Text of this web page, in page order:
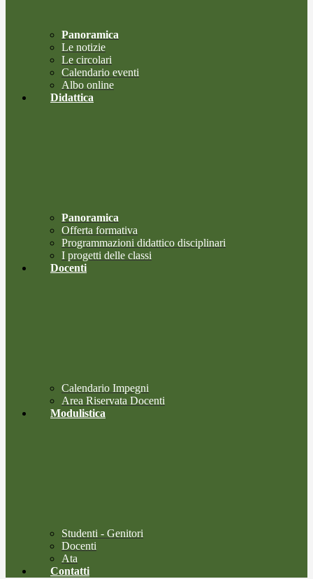
Panoramica
Le notizie
Le circolari
Calendario eventi
Albo online
Didattica
Panoramica
Offerta formativa
Programmazioni didattico disciplinari
I progetti delle classi
Docenti
Calendario Impegni
Area Riservata Docenti
Modulistica
Studenti - Genitori
Docenti
Ata
Contatti